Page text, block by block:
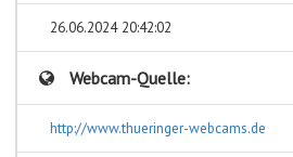
26.06.2024 20:42:02
Webcam-Quelle:
http://www.thueringer-webcams.de